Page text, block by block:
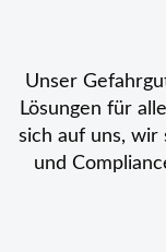
Unser
Lösungen für
sich auf uns, wir
und